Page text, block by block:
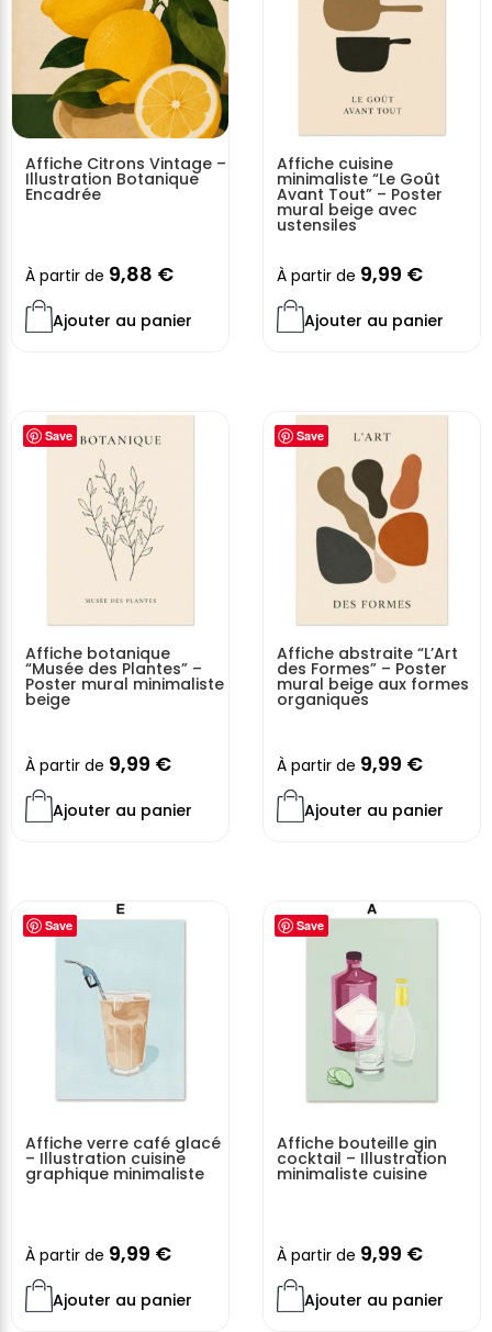
Affiche Citrons Vintage –
Illustration Botanique
Encadrée
À partir de 9,88 €
Ajouter au panier
Affiche cuisine
minimaliste “Le Goût
Avant Tout” – Poster
mural beige avec
ustensiles
À partir de 9,99 €
Ajouter au panier
Save
Affiche botanique
“Musée des Plantes” –
Poster mural minimaliste
beige
À partir de 9,99 €
Ajouter au panier
Save
Affiche abstraite “L’Art
des Formes” – Poster
mural beige aux formes
organiques
À partir de 9,99 €
Ajouter au panier
Save
Affiche verre café glacé
– Illustration cuisine
graphique minimaliste
À partir de 9,99 €
Ajouter au panier
Save
Affiche bouteille gin
cocktail – Illustration
minimaliste cuisine
À partir de 9,99 €
Ajouter au panier